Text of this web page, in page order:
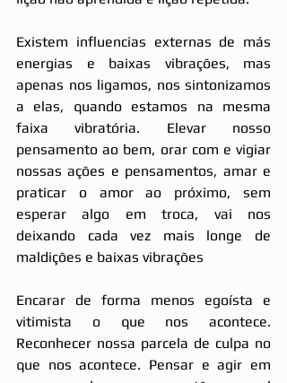
Existem influencias externas de más
energias e baixas vibrações, mas
apenas nos ligamos, nos sintonizamos
a elas, quando estamos na mesma
faixa vibratória. Elevar nosso
pensamento ao bem, orar com e vigiar
nossas ações e pensamentos, amar e
praticar o amor ao próximo, sem
esperar algo em troca, vai nos
deixando cada vez mais longe de
maldições e baixas vibrações
Encarar de forma menos egoísta e
vitimista o que nos acontece.
Reconhecer nossa parcela de culpa no
que nos acontece. Pensar e agir em